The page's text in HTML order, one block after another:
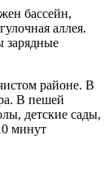
бассейн,
аллея.
зарядные
районе. В
В пешей
детские сады,
минут